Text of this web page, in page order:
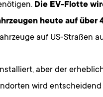
Die EV-Flotte
heute auf über
auf US-Straßen
aber der
wird entscheidend